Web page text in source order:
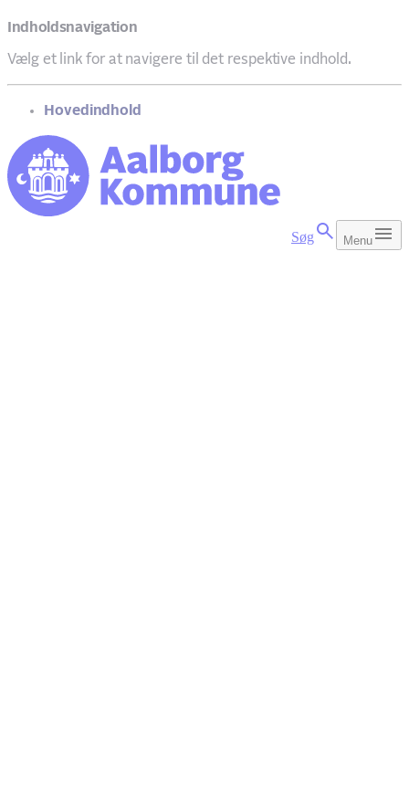
Indholdsnavigation
Vælg et link for at navigere til det respektive indhold.
gå til
Hovedindhold
Søg Menu